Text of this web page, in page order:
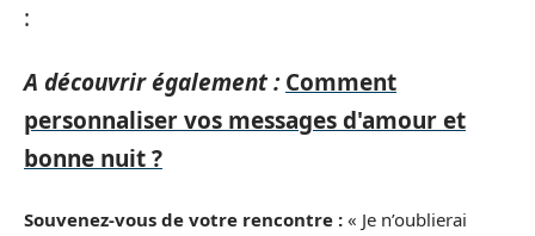
:
A découvrir également : Comment
personnaliser vos messages d'amour et
bonne nuit ?
Souvenez-vous de votre rencontre : « Je n’oublierai